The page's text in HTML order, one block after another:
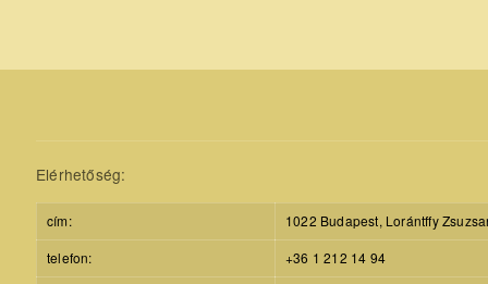
Elérhetőség:
cím:
1022 Budapest, Lorántffy
telefon:
+36 1 212 14 94